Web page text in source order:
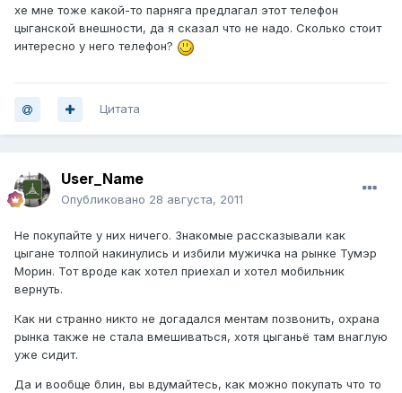
хе мне тоже какой-то парняга предлагал этот телефон
цыганской внешности, да я сказал что не надо. Сколько стоит
интересно у него телефон?
Цитата
User_Name
Опубликовано 28 августа, 2011
Не покупайте у них ничего. Знакомые рассказывали как
цыгане толпой накинулись и избили мужичка на рынке Тумэр
Морин. Тот вроде как хотел приехал и хотел мобильник
вернуть.
Как ни странно никто не догадался ментам позвонить, охрана
рынка также не стала вмешиваться, хотя цыганьё там внаглую
уже сидит.
Да и вообще блин, вы вдумайтесь, как можно покупать что то